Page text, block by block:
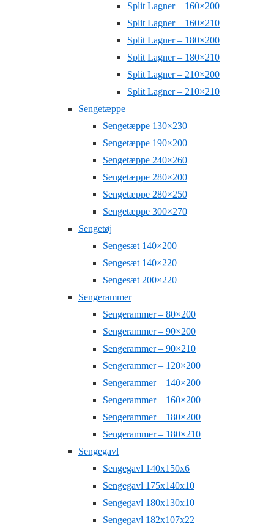
Split Lagner – 160×200
Split Lagner – 160×210
Split Lagner – 180×200
Split Lagner – 180×210
Split Lagner – 210×200
Split Lagner – 210×210
Sengetæppe
Sengetæppe 130×230
Sengetæppe 190×200
Sengetæppe 240×260
Sengetæppe 280×200
Sengetæppe 280×250
Sengetæppe 300×270
Sengetøj
Sengesæt 140×200
Sengesæt 140×220
Sengesæt 200×220
Sengerammer
Sengerammer – 80×200
Sengerammer – 90×200
Sengerammer – 90×210
Sengerammer – 120×200
Sengerammer – 140×200
Sengerammer – 160×200
Sengerammer – 180×200
Sengerammer – 180×210
Sengegavl
Sengegavl 140x150x6
Sengegavl 175x140x10
Sengegavl 180x130x10
Sengegavl 182x107x22